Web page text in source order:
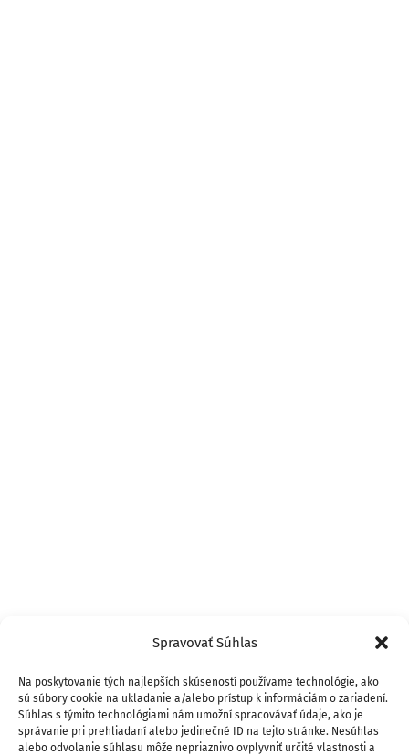
Spravovať Súhlas
Na poskytovanie tých najlepších skúseností používame technológie, ako
sú súbory cookie na ukladanie a/alebo prístup k informáciám o zariadení.
Súhlas s týmito technológiami nám umožní spracovávať údaje, ako je
správanie pri prehliadaní alebo jedinečné ID na tejto stránke. Nesúhlas
alebo odvolanie súhlasu môže nepriaznivo ovplyvniť určité vlastnosti a